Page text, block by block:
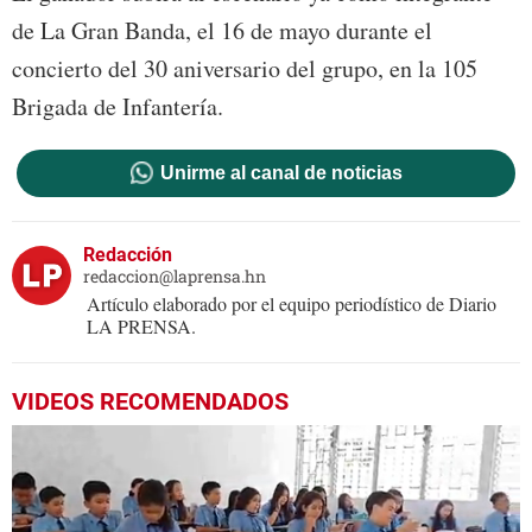
de La Gran Banda, el 16 de mayo durante el
concierto del 30 aniversario del grupo, en la 105
Brigada de Infantería.
Unirme al canal de noticias
Redacción
redaccion@laprensa.hn
Artículo elaborado por el equipo periodístico de Diario
LA PRENSA.
VIDEOS RECOMENDADOS